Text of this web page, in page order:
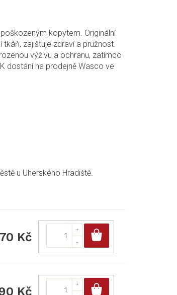
kopytem. Originální
zajišťuje zdraví a pružnost.
výživu a ochranu, zatímco
dostání na prodejně Wasco ve
u Uherského Hradiště.
Kč
Kč